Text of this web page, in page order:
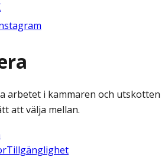
arbetet i kammaren och utskotten
att välja mellan.
Tillgänglighet